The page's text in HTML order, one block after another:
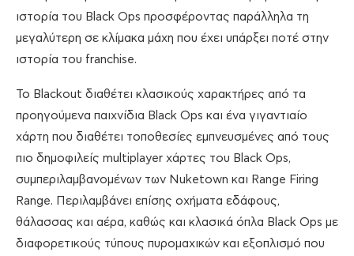
ιστορία του Black Ops προσφέροντας παράλληλα τη
μεγαλύτερη σε κλίμακα μάχη που έχει υπάρξει ποτέ στην
ιστορία του franchise.
Το Blackout διαθέτει κλασικούς χαρακτήρες από τα
προηγούμενα παιχνίδια Black Ops και ένα γιγαντιαίο
χάρτη που διαθέτει τοποθεσίες εμπνευσμένες από τους
πιο δημοφιλείς multiplayer χάρτες του Black Ops,
συμπεριλαμβανομένων των Nuketown και Range Firing
Range. Περιλαμβάνει επίσης οχήματα εδάφους,
θάλασσας και αέρα, καθώς και κλασικά όπλα Black Ops με
διαφορετικούς τύπους πυρομαχικών και εξοπλισμό που